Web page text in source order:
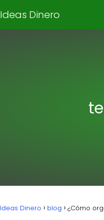
Ideas Dinero
Ideas Dinero blog ¿Cómo